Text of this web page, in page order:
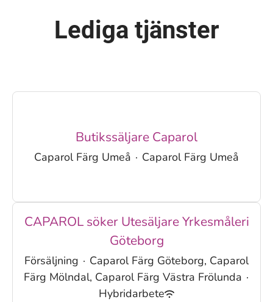
Lediga tjänster
Butikssäljare Caparol
Caparol Färg Umeå · Caparol Färg Umeå
CAPAROL söker Utesäljare Yrkesmåleri
Göteborg
Försäljning · Caparol Färg Göteborg, Caparol
Färg Mölndal, Caparol Färg Västra Frölunda ·
Hybridarbete